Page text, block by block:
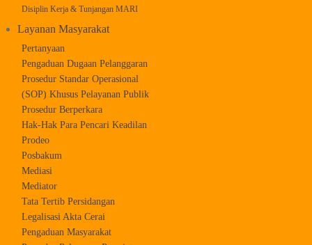
Disiplin Kerja & Tunjangan MARI
Layanan Masyarakat
Pertanyaan
Pengaduan Dugaan Pelanggaran
Prosedur Standar Operasional
(SOP) Khusus Pelayanan Publik
Prosedur Berperkara
Hak-Hak Para Pencari Keadilan
Prodeo
Posbakum
Mediasi
Mediator
Tata Tertib Persidangan
Legalisasi Akta Cerai
Pengaduan Masyarakat